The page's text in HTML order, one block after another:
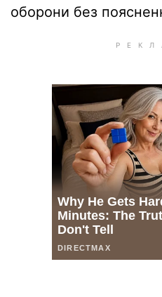
оборони без